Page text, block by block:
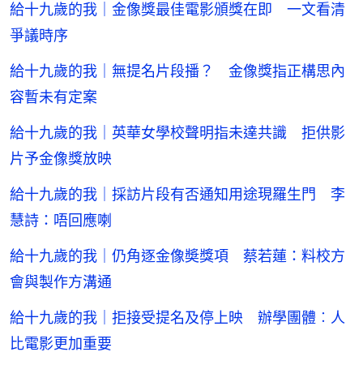
給十九歲的我｜金像獎最佳電影頒獎在即 一文看清
爭議時序
給十九歲的我｜無提名片段播？ 金像獎指正構思內
容暫未有定案
給十九歲的我｜英華女學校聲明指未達共識 拒供影
片予金像獎放映
給十九歲的我｜採訪片段有否通知用途現羅生門 李
慧詩：唔回應喇
給十九歲的我｜仍角逐金像奬獎項 蔡若蓮：料校方
會與製作方溝通
給十九歲的我｜拒接受提名及停上映 辦學團體︰人
比電影更加重要